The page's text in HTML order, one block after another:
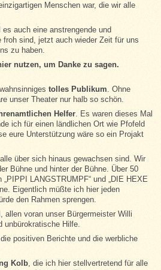
Menschen war, die wir alle
es auch eine anstrengende und
sind, jetzt auch wieder Zeit für uns
zu haben.
nutzen, um Danke zu sagen.
tolles Publikum. Ohne
unser Theater nur halb so schön.
Helfer. Es waren dieses Mal
ich für einen ländlichen Ort wie Pfofeld
eure Unterstützung wäre so ein Projakt
über sich hinaus gewachsen sind. Wir
Bühne und hinter der Bühne. Über 50
LANGSTRUMPF“ und „DIE HEXE
Eigentlich müßte ich hier jeden
den Rahmen sprengen.
, allen voran unser Bürgermeister Willi
unbürokratische Hilfe.
positiven Berichte und die werbliche
Kolb, die ich hier stellvertretend für alle